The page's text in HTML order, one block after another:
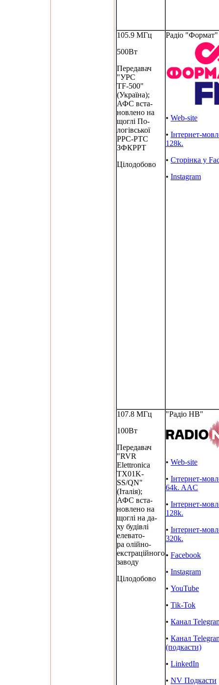
105.9 МГц
500Вт
Передавач
"УРС
TF-500"
(Україна);
АФС вста-
новлено на
щоглі По-
логівської
РРС-РТС
ЗФКРРТ
Цілодобово
Радіо "Формат"
• Web-site
• Інтернет-
128k.
• Сторінка у
• Instagram
107.8 МГц
100Вт
Передавач
"RVR
Elettronica
TX01K-
SS/QN"
(Італія);
АФС вста-
новлено на
щоглі на да-
ху будівлі
елевато-
ра олійно-
екстраційного
заводу
Цілодобово
"Радіо НВ"
• Web-site
• Інтернет-
64k. AAC
• Інтернет-
128k.
• Інтернет-
320k.
• Facebook
• Instagram
• YouTube
• Tik-Tok
• Канал
• Канал
(подкасти)
• LinkedIn
• NV Подкасти